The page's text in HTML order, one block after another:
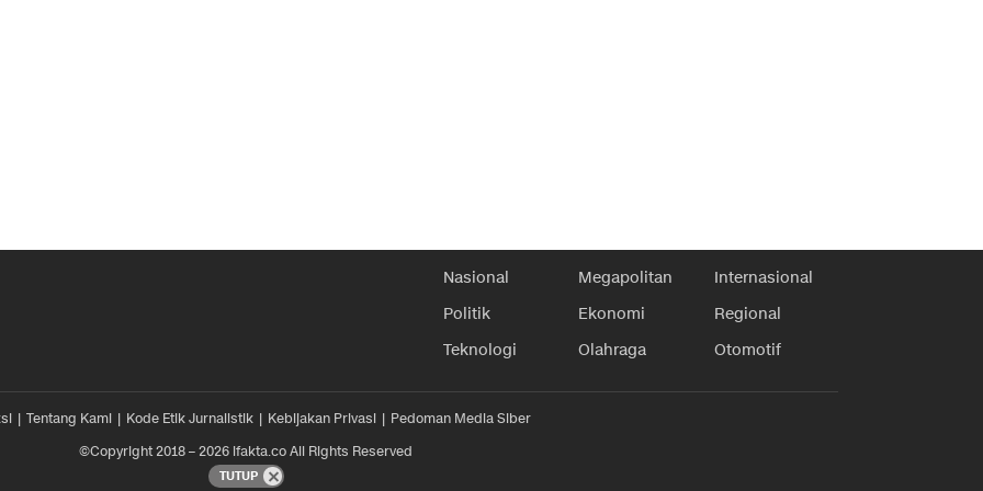
Nasional Megapolitan
Internasional
Politik
Ekonomi
Regional
Teknologi
Olahraga Otomotif
Tentang Kami Kode Etik Jurnalistik Kebijakan Privasi
Pedoman Media Siber
©Copyright 2018 – 2026 ifakta.co All Rights Reserved
TUTUP